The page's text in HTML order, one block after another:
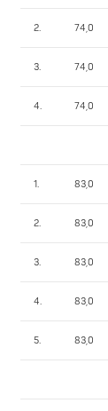
2. 74,0
3. 74,0
4. 74,0
1. 83,0
2. 83,0
3. 83,0
4. 83,0
5. 83,0